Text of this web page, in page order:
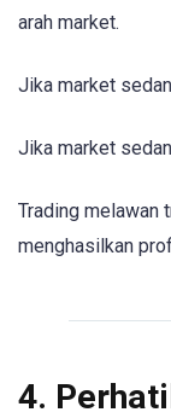
arah market.
Jika market
Jika market
Trading melawan
menghasilkan
4.